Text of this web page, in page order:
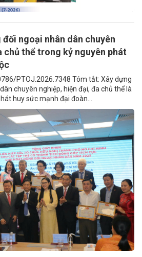
ngoại nhân dân chuyên
chủ thể trong kỷ nguyên phát
PTOJ.2026.7348 Tóm tắt: Xây dựng
chuyên nghiệp, hiện đại, đa chủ thể là
huy sức mạnh đại đoàn...